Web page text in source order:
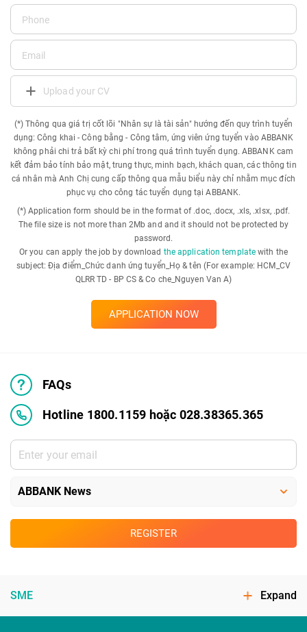
Upload your CV
(*) Thông qua giá trị cốt lõi "Nhân sự là tài sản" hướng đến quy trình tuyển
dụng: Công khai - Công bằng - Công tâm, ứng viên ứng tuyển vào ABBANK
không phải chi trả bất kỳ chi phí trong quá trình tuyển dụng. ABBANK cam
kết đảm bảo tính bảo mật, trung thực, minh bạch, khách quan, các thông tin
cá nhân mà Anh Chị cung cấp thông qua mẫu biểu này chỉ nhằm mục đích
phục vụ cho công tác tuyển dụng tại ABBANK.
(*) Application form should be in the format of .doc, .docx, .xls, .xlsx, .pdf.
The file size is not more than 2Mb and and it should not be protected by
password.
Or you can apply the job by download the application template with the
subject: Địa điểm_Chức danh ứng tuyển_Họ & tên (For example: HCM_CV
QLRR TD - BP CS & Co che_Nguyen Van A)
APPLICATION NOW
FAQs
Hotline 1800.1159 hoặc 028.38365.365
REGISTER
SME Expand